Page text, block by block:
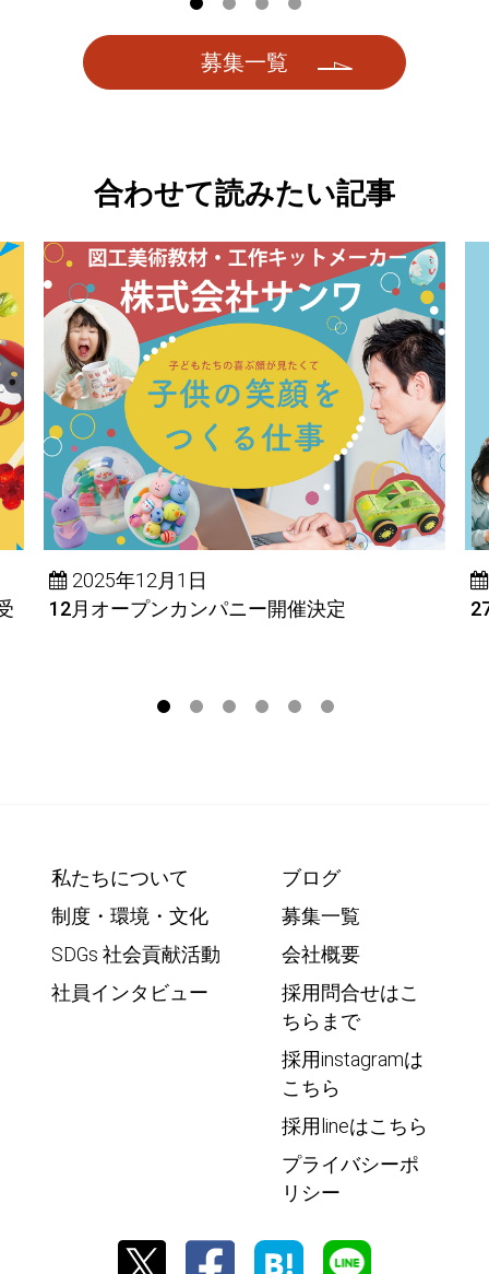
募集一覧
合わせて読みたい記事
2025年12月1日
12月オープンカンパニー開催決定
私たちについて
制度・環境・文化
SDGs 社会貢献活動
社員インタビュー
ブログ
募集一覧
会社概要
採用問合せはこ
ちらまで
採用instagramは
こちら
採用lineはこちら
プライバシーポ
リシー